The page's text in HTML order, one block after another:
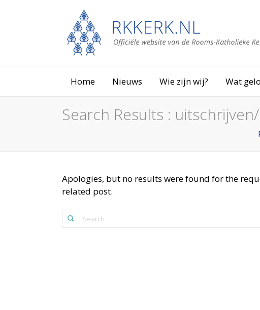
Home Nieuws Wie zijn wij? Wat
Search Results :
Apologies, but no results were found for the
related post.